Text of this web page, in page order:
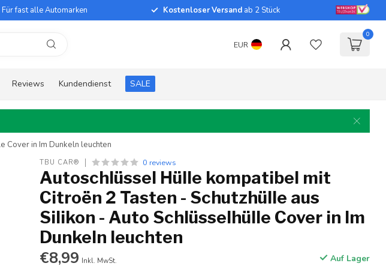
Für fast alle Automarken Kostenloser Versand ab 2 Stück
EUR
0
Reviews Kundendienst SALE
Cover in Im Dunkeln leuchten
TBU CAR® 0 reviews
Autoschlüssel Hülle kompatibel mit
Citroën 2 Tasten - Schutzhülle aus
Silikon - Auto Schlüsselhülle Cover in Im
Dunkeln leuchten
€8,99 Inkl. MwSt. Auf Lager